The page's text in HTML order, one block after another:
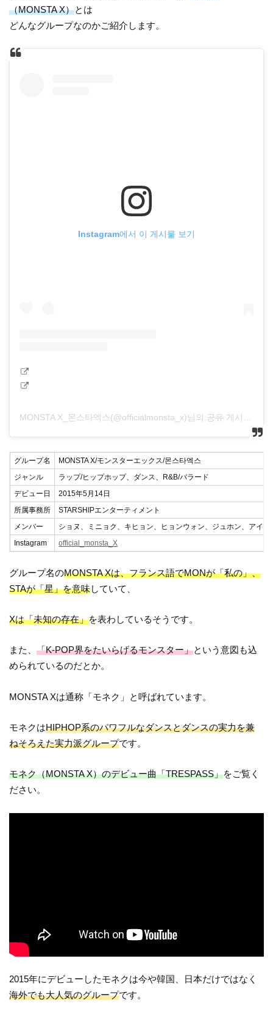
（MONSTA X）とは
どんなグループなのかご紹介します。
Instagram에서 이 게시물 보기
グループ名
MONSTA X/モンスターエックス/몬스타엑스
ジャンル
ラップ/ヒップホップ、ダンス、R&B/バラード
デビュー日
2015年5月14日
所属事務所
STARSHIPエンターティメント
メンバー
ショヌ、ミニョク、キヒョン、ヒョンウォン、ジュホン、アイエ
Instagram
official_monsta_X
グループ名のMONSTA Xは、フランス語でMONが「私の」、
STAが「星」を意味していて、
Xは「未知の存在」を表わしているそうです。
また、「K-POP界をたいらげるモンスター」という意図も込
められているのだとか。
MONSTA Xは通称「モネク」と呼ばれています。
モネクはHIPHOP系のパワフルなダンスとダンスの実力を兼
ねそろえた実力派グループです。
モネク（MONSTA X）のデビュー曲「TRESPASS」をご覧く
ださい。
2015年にデビューしたモネクは今や韓国、日本だけではなく
海外でも大人気のグループです。